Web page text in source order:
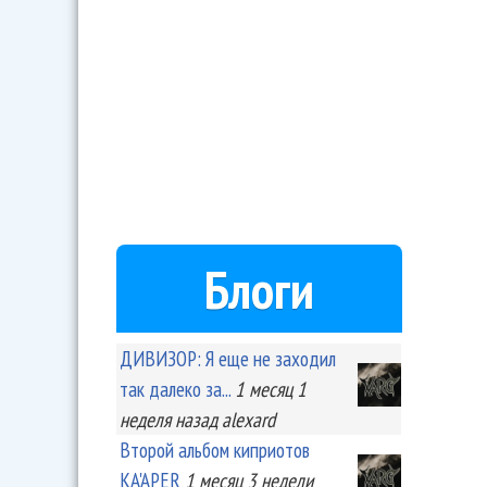
Блоги
ДИВИЗОР: Я еще не заходил
так далеко за... 1 месяц 1
неделяназад alexard
Второй альбом киприотов
KA'APER 1 месяц 3 недели